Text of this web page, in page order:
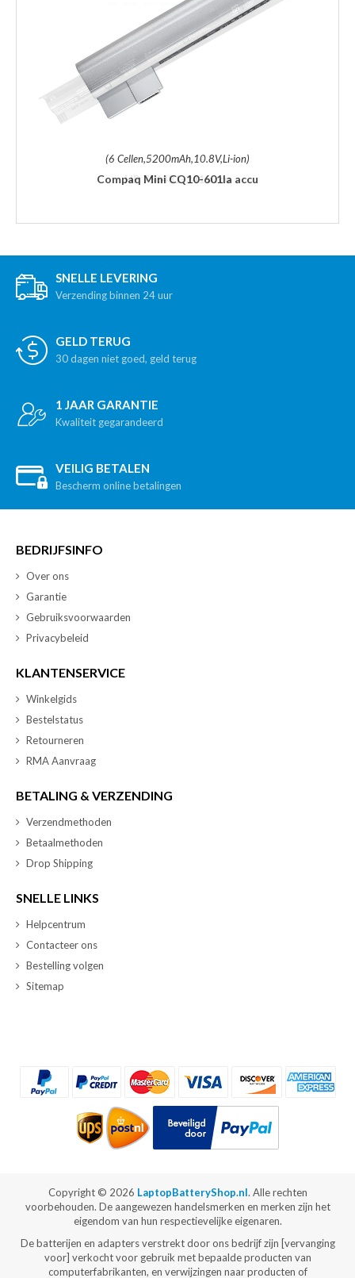
(6 Cellen,5200mAh,10.8V,Li-ion)
Compaq Mini CQ10-601la accu
SNELLE LEVERING
Verzending binnen 24 uur
GELD TERUG
30 dagen niet goed, geld terug
1 JAAR GARANTIE
Kwaliteit gegarandeerd
VEILIG BETALEN
Bescherm online betalingen
BEDRIJFSINFO
Over ons
Garantie
Gebruiksvoorwaarden
Privacybeleid
KLANTENSERVICE
Winkelgids
Bestelstatus
Retourneren
RMA Aanvraag
BETALING & VERZENDING
Verzendmethoden
Betaalmethoden
Drop Shipping
SNELLE LINKS
Helpcentrum
Contacteer ons
Bestelling volgen
Sitemap
Copyright © 2026 LaptopBatteryShop.nl. Alle rechten
voorbehouden. De aangewezen handelsmerken en merken zijn het
eigendom van hun respectievelijke eigenaren.
De batterijen en adapters verstrekt door ons bedrijf zijn [vervanging
voor] verkocht voor gebruik met bepaalde producten van
computerfabrikanten, en verwijzingen naar producten of